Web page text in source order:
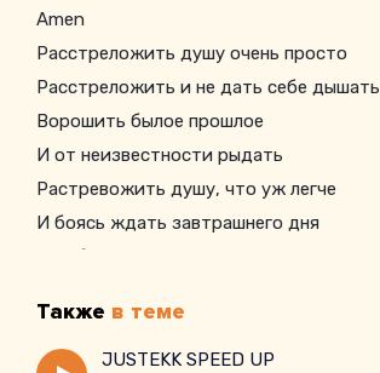
Amen
Расстреложить душу очень просто
Расстреложить и не дать себе дышать
Ворошить былое прошлое
И от неизвестности рыдать
Растревожить душу, что уж легче
И боясь ждать завтрашнего дня
В доброе так сложно верить
Просыпаться с теплой улыбкой
От души дарить ее другим
Также в теме
JUSTEKK SPEED UP